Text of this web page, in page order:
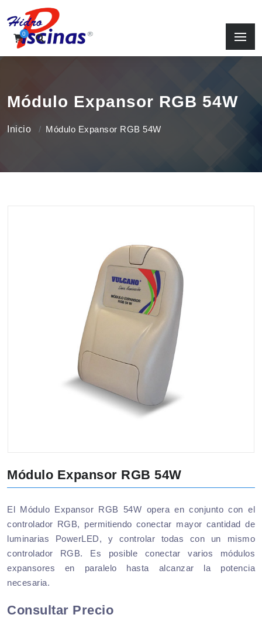
0
Módulo Expansor RGB 54W
Inicio Módulo Expansor RGB 54W
Módulo Expansor RGB 54W
El Módulo Expansor RGB 54W opera en conjunto con el
controlador RGB, permitiendo conectar mayor cantidad de
luminarias PowerLED, y controlar todas con un mismo
controlador RGB. Es posible conectar varios módulos
expansores en paralelo hasta alcanzar la potencia
necesaria.
Consultar Precio